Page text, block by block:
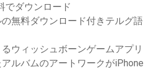
でダウンロード
無料ダウンロード付きテルグ語
ウィッシュボーンゲームアプリ
ルバムのアートワークがiPhone